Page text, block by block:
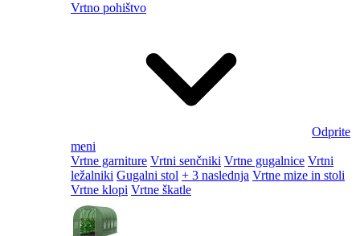
Vrtno pohištvo
Odprite
meni
Vrtne garniture Vrtni senčniki Vrtne gugalnice Vrtni
ležalniki Gugalni stol + 3 naslednja Vrtne mize in stoli
Vrtne klopi Vrtne škatle